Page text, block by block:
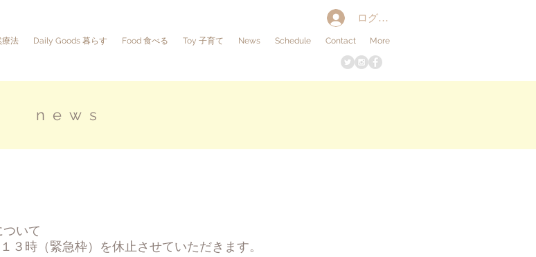
療法 Daily Goods 暮らす Food 食べる Toy 子育て News Schedule Contact More
ログイン
news
いて
３時（緊急枠）を休止させていただきます。